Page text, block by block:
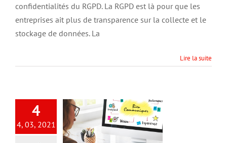
RGPD
confidentialités du RGPD. La RGPD est là pour que les
entreprises ait plus de transparence sur la collecte et le
stockage de données. La
Lire la suite
4
4, 03, 2021